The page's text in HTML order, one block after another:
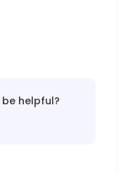
helpful?